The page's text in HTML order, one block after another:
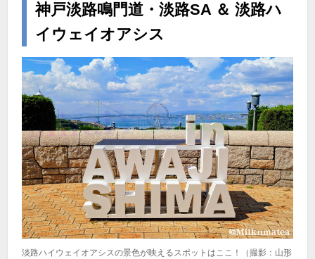
神戸淡路鳴門道・淡路SA ＆ 淡路ハ
イウェイオアシス
淡路ハイウェイオアシスの景色が映えるスポットはここ！（撮影：山形